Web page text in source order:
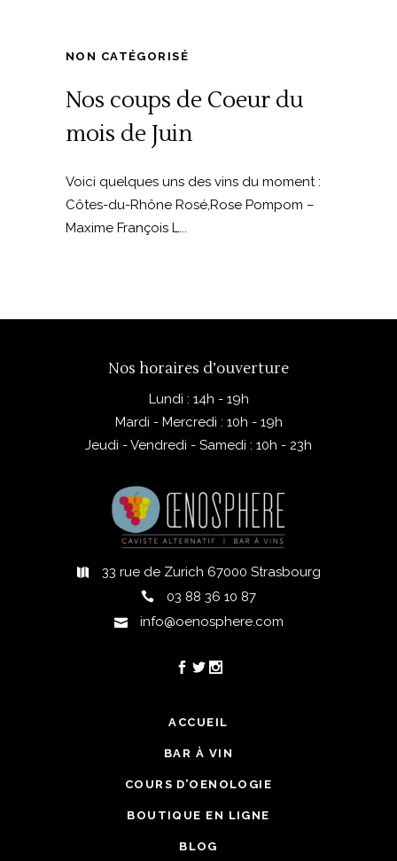
NON CATÉGORISÉ
Nos coups de Coeur du
mois de Juin
Voici quelques uns des vins du moment :
Côtes-du-Rhône Rosé,Rose Pompom –
Maxime François L...
Nos horaires d’ouverture
Lundi : 14h - 19h
Mardi - Mercredi : 10h - 19h
Jeudi - Vendredi - Samedi : 10h - 23h
33 rue de Zurich 67000 Strasbourg
03 88 36 10 87
info@oenosphere.com
ACCUEIL
BAR À VIN
COURS D’OENOLOGIE
BOUTIQUE EN LIGNE
BLOG